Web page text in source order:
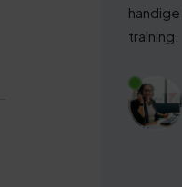
training.